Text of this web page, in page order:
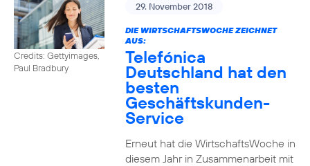
Credits: Gettyimages,
Paul Bradbury
29. November 2018
DIE WIRTSCHAFTSWOCHE ZEICHNET
AUS:
Telefónica
Deutschland hat den
besten
Geschäftskunden-
Service
Erneut hat die WirtschaftsWoche in
diesem Jahr in Zusammenarbeit mit